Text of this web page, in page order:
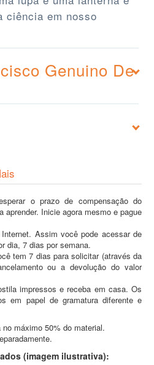
em nosso
Genuino De
o prazo de compensação do
aprender. Inicie agora mesmo e pague
Assim você pode acessar de
dia, 7 dias por semana.
tem 7 dias para solicitar (através da
ou a devolução do valor
impressos e receba em casa. Os
em papel de gramatura diferente e
máximo 50% do material.
(imagem ilustrativa):